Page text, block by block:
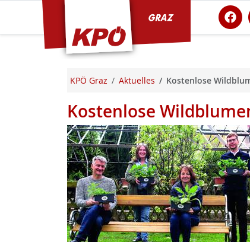
KPÖ Graz Aktuelles Kostenlose
Kostenlose